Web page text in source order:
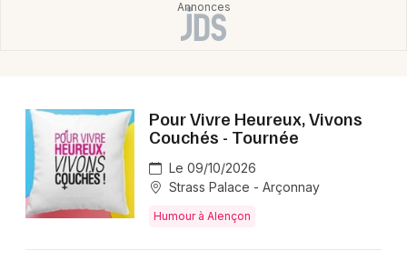
Humour dans l' Orne
Humour en Basse-Normandie
Pour Vivre Heureux, Vivons
Couchés - Tournée
Le 09/10/2026
Strass Palace - Arçonnay
Humour à Alençon